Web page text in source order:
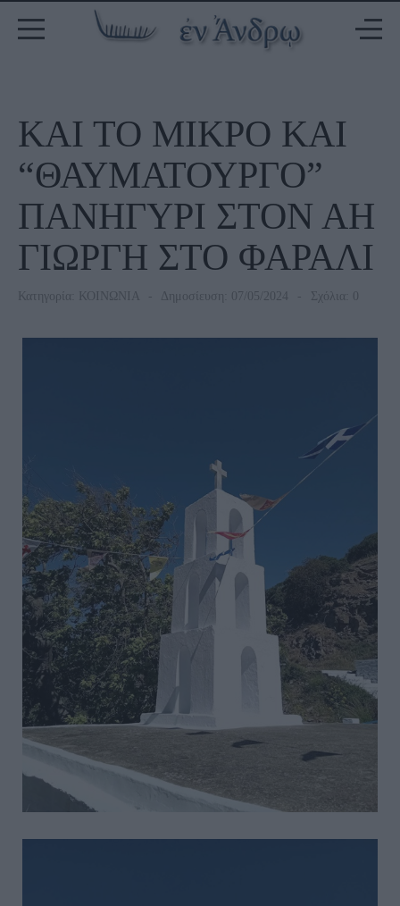
ΚΑΙ ΤΟ ΜΙΚΡΟ KAI
“ΘΑΥΜΑΤΟΥΡΓΟ”
ΠΑΝΗΓΥΡΙ ΣΤΟΝ ΑΗ
ΓΙΩΡΓΗ ΣΤΟ ΦΑΡΑΛΙ
Κατηγορία: ΚΟΙΝΩΝΙΑ Δημοσίευση: 07/05/2024 Σχόλια: 0